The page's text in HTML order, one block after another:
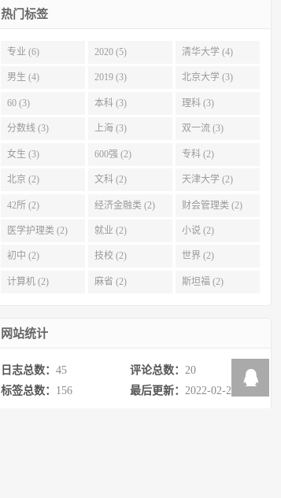
热门标签
专业 (6) 2020 (5) 清华大学 (4)
男生 (4) 2019 (3) 北京大学 (3)
60 (3) 本科 (3) 理科 (3)
分数线 (3) 上海 (3) 双一流 (3)
女生 (3) 600强 (2) 专科 (2)
北京 (2) 文科 (2) 天津大学 (2)
42所 (2) 经济金融类 (2) 财会管理类 (2)
医学护理类 (2) 就业 (2) 小说 (2)
初中 (2) 技校 (2) 世界 (2)
计算机 (2) 麻省 (2) 斯坦福 (2)
网站统计
日志总数： 45 评论总数： 20
标签总数： 156 最后更新： 2022-02-20